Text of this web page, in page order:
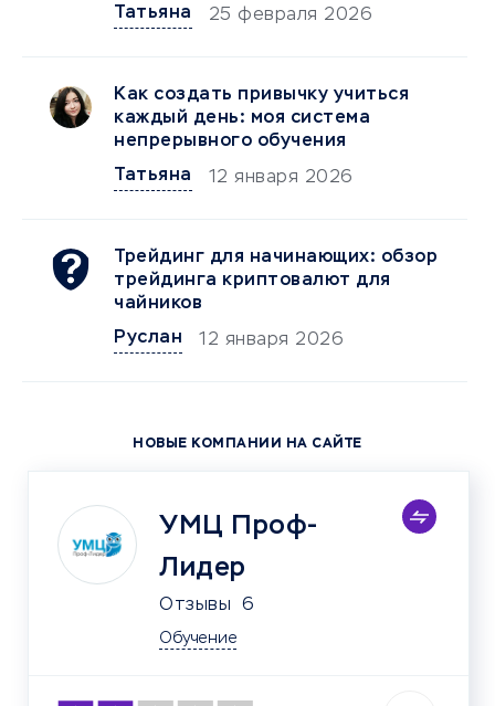
Татьяна 25 февраля 2026
Как создать привычку учиться
каждый день: моя система
непрерывного обучения
Татьяна
12 января 2026
Трейдинг для начинающих: обзор
трейдинга криптовалют для
чайников
Руслан
12 января 2026
НОВЫЕ КОМПАНИИ НА САЙТЕ
УМЦ Проф-
Лидер
Отзывы 6
Обучение